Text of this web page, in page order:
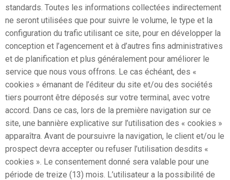
standards. Toutes les informations collectées indirectement
ne seront utilisées que pour suivre le volume, le type et la
configuration du trafic utilisant ce site, pour en développer la
conception et l’agencement et à d’autres fins administratives
et de planification et plus généralement pour améliorer le
service que nous vous offrons. Le cas échéant, des «
cookies » émanant de l’éditeur du site et/ou des sociétés
tiers pourront être déposés sur votre terminal, avec votre
accord. Dans ce cas, lors de la première navigation sur ce
site, une bannière explicative sur l’utilisation des « cookies »
apparaîtra. Avant de poursuivre la navigation, le client et/ou le
prospect devra accepter ou refuser l’utilisation desdits «
cookies ». Le consentement donné sera valable pour une
période de treize (13) mois. L’utilisateur a la possibilité de